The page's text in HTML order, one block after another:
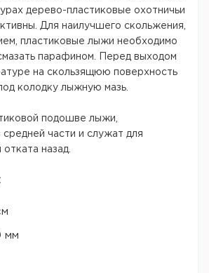
дерево-пластиковые охотничьи
Для наилучшего скольжения,
пластиковые лыжи необходимо
парафином. Перед выходом
на скользящюю поверхность
колодку лыжную мазь.
подошве лыжи,
средней части и служат для
назад.
мм